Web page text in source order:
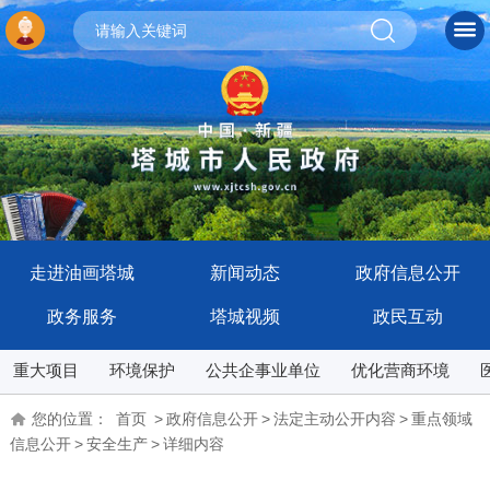
走进油画塔城 新闻动态 政府信息公开
政务服务 塔城视频 政民互动
重大项目 环境保护 公共企事业单位 优化营商环境
您的位置： 首页 >政府信息公开>法定主动公开内容 >重点领域
信息公开>安全生产>详细内容